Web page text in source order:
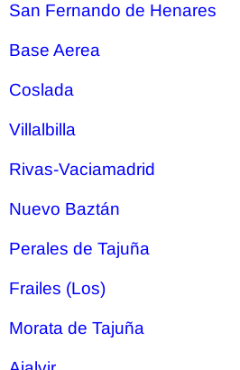
San Fernando de Henares
Base Aerea
Coslada
Villalbilla
Rivas-Vaciamadrid
Nuevo Baztán
Perales de Tajuña
Frailes (Los)
Morata de Tajuña